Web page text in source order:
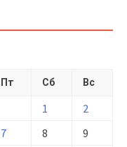
Пт Сб Вс
1
2
7 8
9